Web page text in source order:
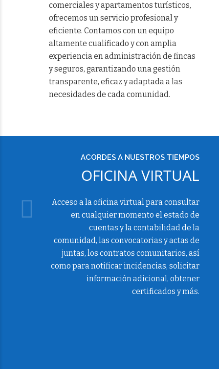
comerciales y apartamentos turísticos,
ofrecemos un servicio profesional y
eficiente. Contamos con un equipo
altamente cualificado y con amplia
experiencia en administración de fincas
y seguros, garantizando una gestión
transparente, eficaz y adaptada a las
necesidades de cada comunidad.
ACORDES A NUESTROS TIEMPOS
OFICINA VIRTUAL
Acceso a la oficina virtual para consultar
en cualquier momento el estado de
cuentas y la contabilidad de la
comunidad, las convocatorias y actas de
juntas, los contratos comunitarios, así
como para notificar incidencias, solicitar
información adicional, obtener
certificados y más.